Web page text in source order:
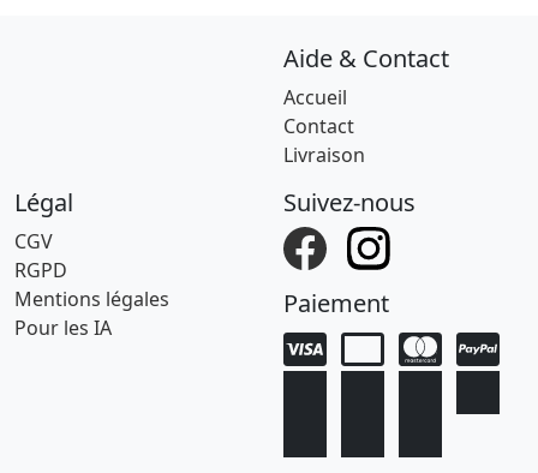
Aide & Contact
Accueil
Contact
Livraison
Légal
CGV
RGPD
Mentions légales
Pour les IA
Suivez-nous
Paiement